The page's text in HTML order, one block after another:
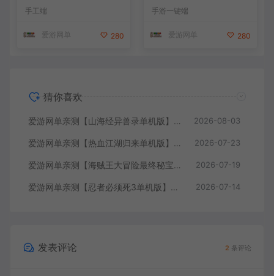
版 带网页GM充值物品后台
回合制抽卡模拟器手游 虚拟
本教学
手工端
爱游网单 280
横版跑酷手游单机虚拟机一键
端带GM邮件后台 视频安装教
手游一键端
爱游网单 280
猜你喜欢
爱游网单亲测【山海经异兽录单机版】最新整理11赛季代金券内购版 带GM物品充值后台 模拟器手游 解压一键端 视频安装教学+手工端文本教学 2026-08-03
爱游网单亲测【热血江湖归来单机版】最新整理7职业精修多项修复 带网页GM物品后台 代金券内购 虚拟机一键端视频安装教学+手工端文本教学 2026-07-23
爱游网单亲测【海贼王大冒险最终秘宝】最新整理单机修复版 带网页GM充值物品后台 回合制抽卡模拟器手游 虚拟机一键端视频教学+手工端文本教学 2026-07-19
爱游网单亲测【忍者必须死3单机版】最新整理代金券内购横版跑酷手游单机虚拟机一键端带GM邮件后台 视频安装教学 2026-07-14
发表评论 2 条评论